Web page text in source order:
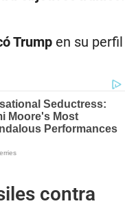
Trumpen su perfil
contra